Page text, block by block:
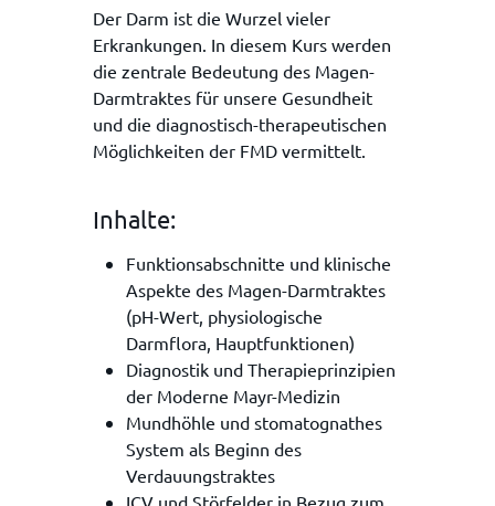
Der Darm ist die Wurzel vieler
Erkrankungen. In diesem Kurs werden
die zentrale Bedeutung des Magen-
Darmtraktes für unsere Gesundheit
und die diagnostisch-therapeutischen
Möglichkeiten der FMD vermittelt.
Inhalte:
Funktionsabschnitte und klinische
Aspekte des Magen-Darmtraktes
(pH-Wert, physiologische
Darmflora, Hauptfunktionen)
Diagnostik und Therapieprinzipien
der Moderne Mayr-Medizin
Mundhöhle und stomatognathes
System als Beginn des
Verdauungstraktes
ICV und Störfelder in Bezug zum